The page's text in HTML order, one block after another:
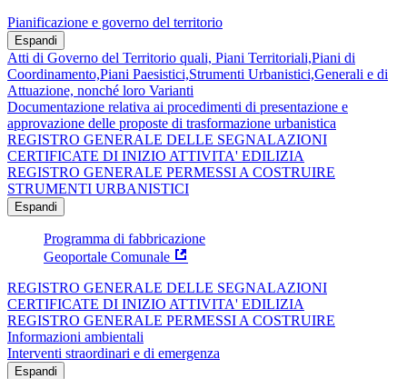
Pianificazione e governo del territorio
Espandi
Atti di Governo del Territorio quali, Piani Territoriali,Piani di
Coordinamento,Piani Paesistici,Strumenti Urbanistici,Generali e di
Attuazione, nonché loro Varianti
Documentazione relativa ai procedimenti di presentazione e
approvazione delle proposte di trasformazione urbanistica
REGISTRO GENERALE DELLE SEGNALAZIONI
CERTIFICATE DI INIZIO ATTIVITA' EDILIZIA
REGISTRO GENERALE PERMESSI A COSTRUIRE
STRUMENTI URBANISTICI
Espandi
Programma di fabbricazione
Geoportale Comunale
REGISTRO GENERALE DELLE SEGNALAZIONI
CERTIFICATE DI INIZIO ATTIVITA' EDILIZIA
REGISTRO GENERALE PERMESSI A COSTRUIRE
Informazioni ambientali
Interventi straordinari e di emergenza
Espandi